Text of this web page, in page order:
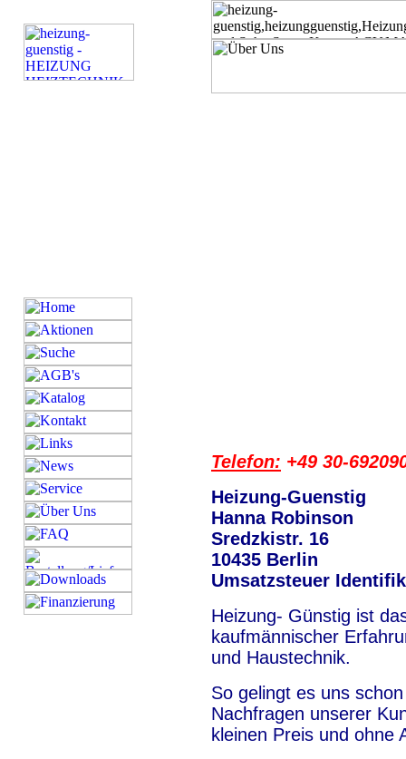
Telefon: +49 30-
Heizung-Guenstig
Hanna Robinson
Sredzkistr. 16
10435 Berlin
Umsatzsteuer
Heizung- Günstig ist
kaufmännischer
und Haustechnik.
So gelingt es uns
Nachfragen unserer
kleinen Preis und ohne